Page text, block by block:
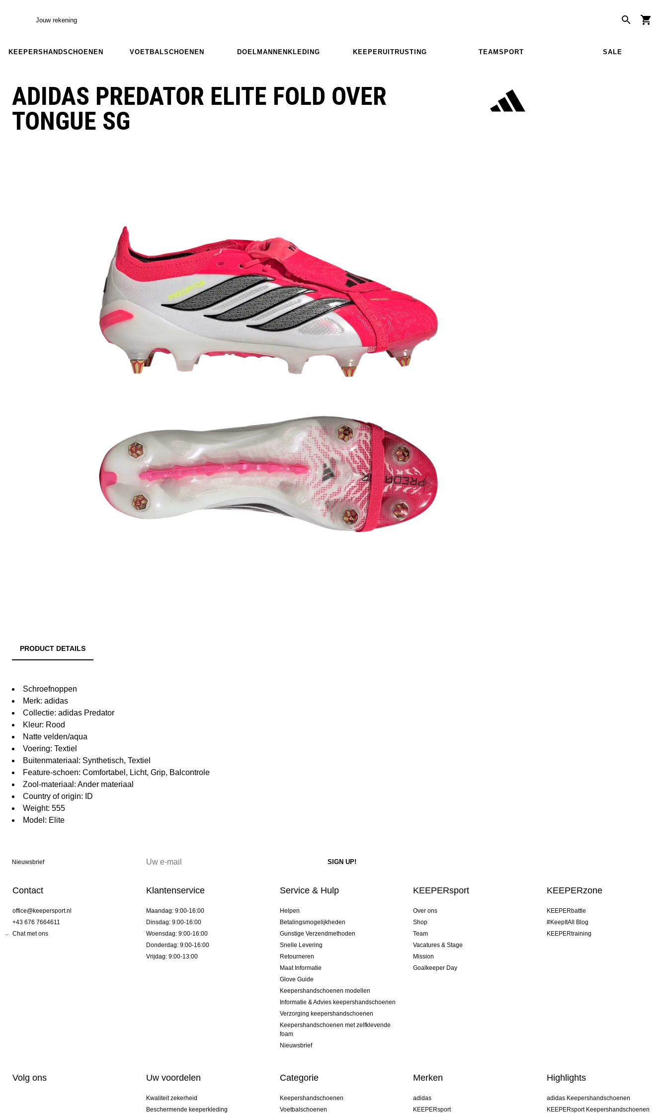
Jouw rekening
KEEPERSHANDSCHOENEN VOETBALSCHOENEN DOELMANNENKLEDING KEEPERUITRUSTING TEAMSPORT SALE
ADIDAS PREDATOR ELITE FOLD OVER
TONGUE SG
PRODUCT DETAILS
Schroefnoppen
Merk: adidas
Collectie: adidas Predator
Kleur: Rood
Natte velden/aqua
Voering: Textiel
Buitenmateriaal: Synthetisch, Textiel
Feature-schoen: Comfortabel, Licht, Grip, Balcontrole
Zool-materiaal: Ander materiaal
Country of origin: ID
Weight: 555
Model: Elite
Nieuwsbrief
Contact
office@keepersport.nl
+43 676 7664611
Chat met ons
Klantenservice
Maandag: 9:00-16:00
Dinsdag: 9:00-16:00
Woensdag: 9:00-16:00
Donderdag: 9:00-16:00
Vrijdag: 9:00-13:00
Service & Hulp
Helpen
Betalingsmogelijkheden
Gunstige Verzendmethoden
Snelle Levering
Retourneren
Maat Informatie
Glove Guide
Keepershandschoenen modellen
Informatie & Advies keepershandschoenen
Verzorging keepershandschoenen
Keepershandschoenen met zelfklevende
foam
Nieuwsbrief
KEEPERsport
Over ons
Shop
Team
Vacatures & Stage
Mission
Goalkeeper Day
KEEPERzone
KEEPERbattle
#KeepItAll Blog
KEEPERtraining
Volg ons Uw voordelen
Kwaliteit zekerheid
Beschermende keeperkleding
Categorie
Keepershandschoenen
Voetbalschoenen
Merken
adidas
KEEPERsport
Highlights
adidas Keepershandschoenen
KEEPERsport Keepershandschoenen